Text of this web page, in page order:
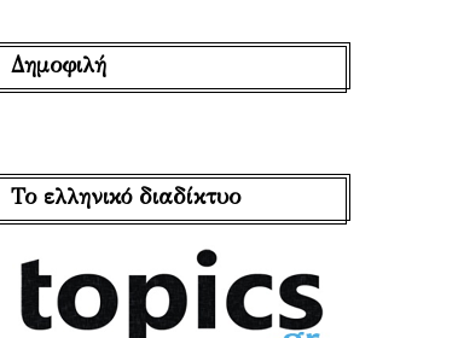
Δημοφιλή
Το ελληνικό διαδίκτυο